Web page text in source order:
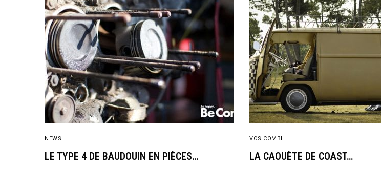
NEWS
LE TYPE 4 DE BAUDOUIN EN PIÈCES…
VOS COMBI
LA CAOUÈTE DE COAST…